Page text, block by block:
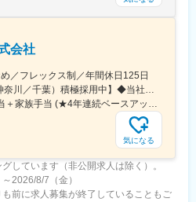
会社
／フレックス制／年間休日125日
【首都圏（東京／埼玉／神奈川／千葉）積極採用中】◆当社が展開する【北海道／関東／首都圏／中部／近畿／九州】の各事業所へご希望を考慮した上で配属となります。【北海道】北海道【関東】栃木／群馬／茨城／長野／山梨／新潟【首都圏】東京／埼玉／神奈川／千葉★積極採用エリア【中部】静岡／愛知／三重／岐阜【近畿】滋賀／兵庫／大阪／京都／奈良／和歌山【九州】福岡／長崎／熊本／大分／宮崎／鹿児島各事業所の詳細については、弊社HPよりご確認ください※「企業情報」→「拠点」よりご確認いただけます。屋内禁煙(※喫煙室あり※禁煙タイムあり※喫煙室での就労はありません)
月給25万円以上＋役割手当＋家族手当 (★4年連続ベースアップ実施！)※時間外手当別途支給※年齢、経験、能力を考慮の上、優遇します
気になる
しています（非公開求人は除く）。
2026/8/7（金）
前に求人募集が終了していることもご